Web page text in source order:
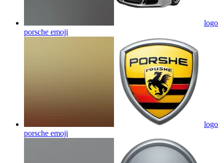
logo
porsche emoji
logo
porsche emoji